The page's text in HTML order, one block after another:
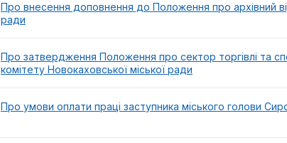
Про внесення доповнення до Положення про архівний
ради
Про затвердження Положення про сектор торгівлі та
комітету Новокаховської міської ради
Про умови оплати праці заступника міського голови